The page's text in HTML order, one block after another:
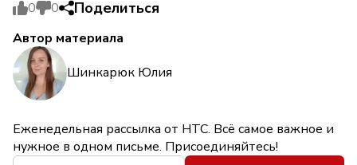
0 0 Поделиться
Автор материала
Шинкарюк Юлия
Еженедельная рассылка от НТС. Всё самое важное и
нужное в одном письме. Присоединяйтесь!